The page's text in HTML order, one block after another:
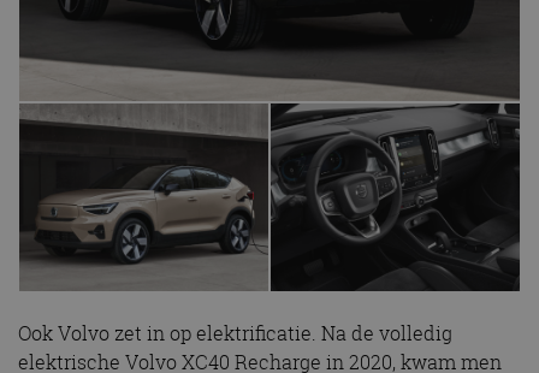
Ook Volvo zet in op elektrificatie. Na de volledig
elektrische Volvo XC40 Recharge in 2020, kwam men